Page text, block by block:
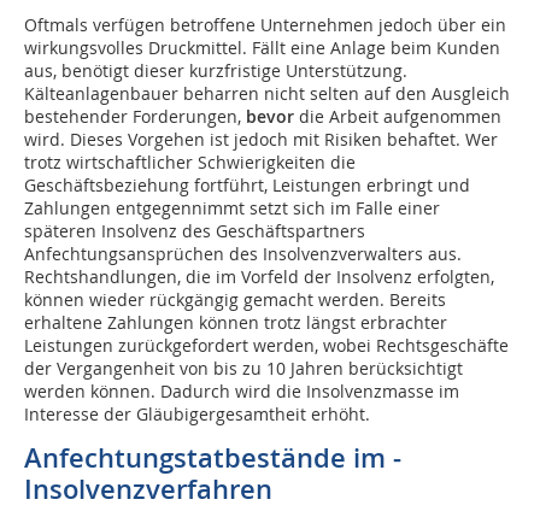
Oftmals verfügen betroffene Unternehmen jedoch über ein
wirkungsvolles Druckmittel. Fällt eine Anlage beim Kunden
aus, benötigt dieser kurzfristige Unterstützung.
Kälteanlagenbauer beharren nicht selten auf den Ausgleich
bestehender Forderungen, bevor die Arbeit aufgenommen
wird. Dieses Vorgehen ist jedoch mit Risiken behaftet. Wer
trotz wirtschaftlicher Schwierigkeiten die
Geschäftsbeziehung fortführt, Leistungen erbringt und
Zahlungen entgegennimmt setzt sich im Falle einer
späteren Insolvenz des Geschäftspartners
Anfechtungsansprüchen des Insolvenzverwalters aus.
Rechtshandlungen, die im Vorfeld der Insolvenz erfolgten,
können wieder rückgängig gemacht werden. Bereits
erhaltene Zahlungen können trotz längst erbrachter
Leistungen zurückgefordert werden, wobei Rechtsgeschäfte
der Vergangenheit von bis zu 10 Jahren berücksichtigt
werden können. Dadurch wird die Insolvenzmasse im
Interesse der Gläubigergesamtheit erhöht.
Anfechtungstatbestände im ­
Insolvenzverfahren